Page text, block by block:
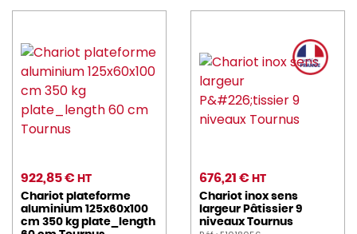
922,85 € HT
Chariot plateforme
aluminium 125x60x100
cm 350 kg plate_length
676,21 € HT
Chariot inox sens
largeur Pâtissier 9
niveaux Tournus